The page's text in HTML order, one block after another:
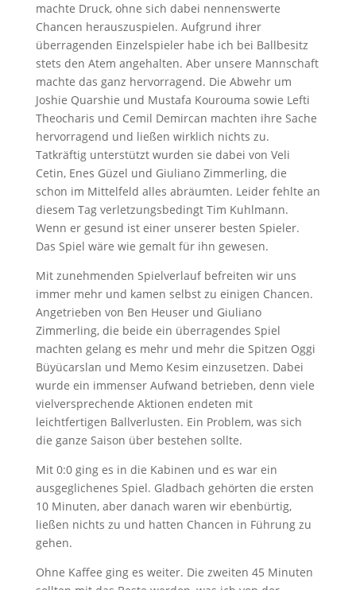
machte Druck, ohne sich dabei nennenswerte
Chancen herauszuspielen. Aufgrund ihrer
überragenden Einzelspieler habe ich bei Ballbesitz
stets den Atem angehalten. Aber unsere Mannschaft
machte das ganz hervorragend. Die Abwehr um
Joshie Quarshie und Mustafa Kourouma sowie Lefti
Theocharis und Cemil Demircan machten ihre Sache
hervorragend und ließen wirklich nichts zu.
Tatkräftig unterstützt wurden sie dabei von Veli
Cetin, Enes Güzel und Giuliano Zimmerling, die
schon im Mittelfeld alles abräumten. Leider fehlte an
diesem Tag verletzungsbedingt Tim Kuhlmann.
Wenn er gesund ist einer unserer besten Spieler.
Das Spiel wäre wie gemalt für ihn gewesen.
Mit zunehmenden Spielverlauf befreiten wir uns
immer mehr und kamen selbst zu einigen Chancen.
Angetrieben von Ben Heuser und Giuliano
Zimmerling, die beide ein überragendes Spiel
machten gelang es mehr und mehr die Spitzen Oggi
Büyücarslan und Memo Kesim einzusetzen. Dabei
wurde ein immenser Aufwand betrieben, denn viele
vielversprechende Aktionen endeten mit
leichtfertigen Ballverlusten. Ein Problem, was sich
die ganze Saison über bestehen sollte.
Mit 0:0 ging es in die Kabinen und es war ein
ausgeglichenes Spiel. Gladbach gehörten die ersten
10 Minuten, aber danach waren wir ebenbürtig,
ließen nichts zu und hatten Chancen in Führung zu
gehen.
Ohne Kaffee ging es weiter. Die zweiten 45 Minuten